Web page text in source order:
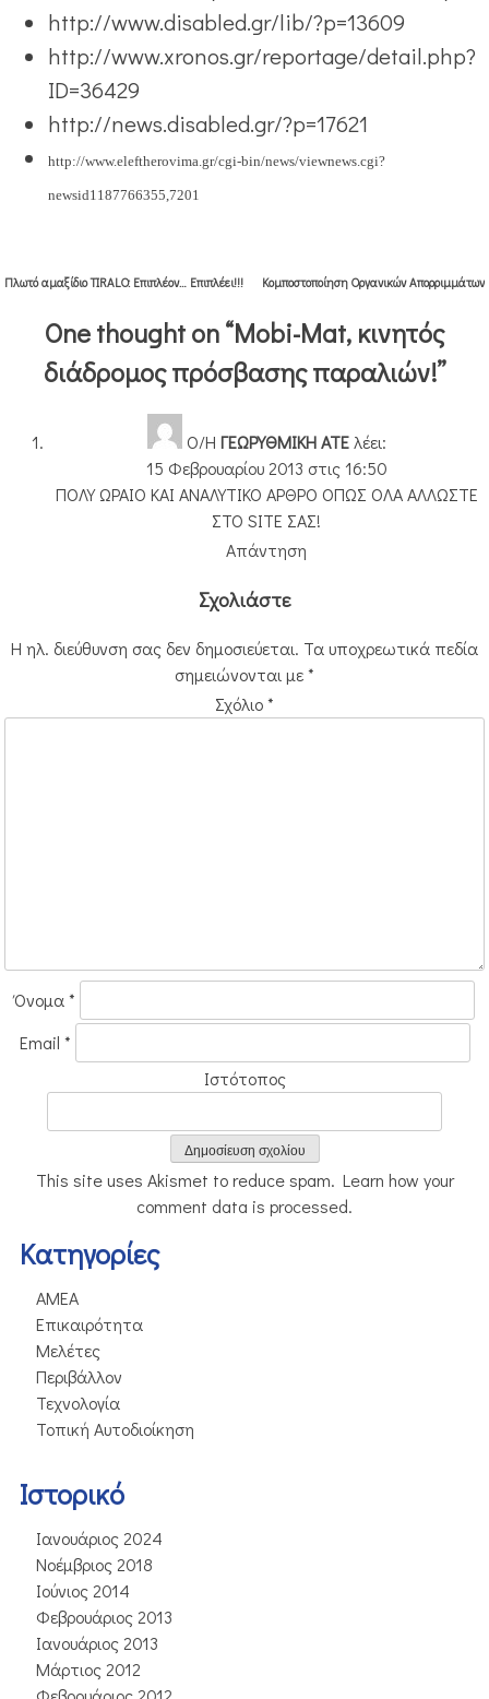
http://www.disabled.gr/lib/?p=13609
http://www.xronos.gr/reportage/detail.php?
ID=36429
http://news.disabled.gr/?p=17621
http://www.eleftherovima.gr/cgi-bin/news/viewnews.cgi?
newsid1187766355,7201
Πλοήγηση
Πλωτό αμαξίδιο TIRALO: Επιπλέον… Επιπλέει!!! Κομποστοποίηση Οργανικών Απορριμμάτων
One thought on “Mobi-Mat, κινητός
διάδρομος πρόσβασης παραλιών!”
Ο/Η ΓΕΩΡΥΘΜΙΚΗ ΑΤΕ λέει:
15 Φεβρουαρίου 2013 στις 16:50
ΠΟΛΥ ΩΡΑΙΟ ΚΑΙ ΑΝΑΛΥΤΙΚΟ ΑΡΘΡΟ ΟΠΩΣ ΟΛΑ ΑΛΛΩΣΤΕ
ΣΤΟ SITE ΣΑΣ!
Απάντηση
Σχολιάστε
Η ηλ. διεύθυνση σας δεν δημοσιεύεται. Τα υποχρεωτικά πεδία
σημειώνονται με*
Σχόλιο*
Όνομα*
Email *
Ιστότοπος
This site uses Akismet to reduce spam. Learn how your
comment data is processed.
Kατηγορίες
ΑΜΕΑ
Επικαιρότητα
Μελέτες
Περιβάλλον
Τεχνολογία
Τοπική Αυτοδιοίκηση
Ιστορικό
Ιανουάριος 2024
Νοέμβριος 2018
Ιούνιος 2014
Φεβρουάριος 2013
Ιανουάριος 2013
Μάρτιος 2012